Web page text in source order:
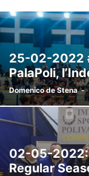
LA
LO
NEWS FIPAV BARI-
NEWS FIPAV
PUNTO SUI
25-02-2022
PalaPoli,
Domenico de Stena -
02-05-2022:
Regular